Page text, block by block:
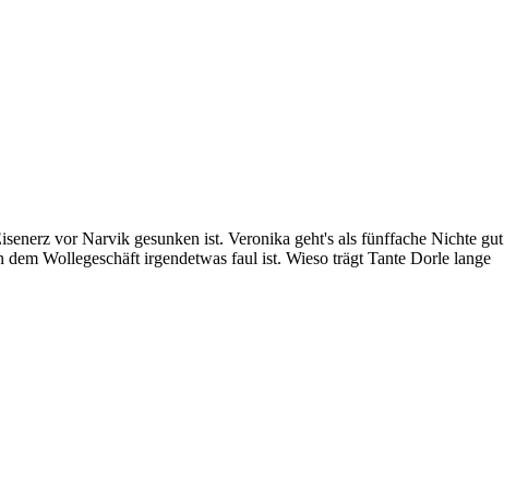
vor Narvik gesunken ist. Veronika geht's als fünffache Nichte gut
Wollegeschäft irgendetwas faul ist. Wieso trägt Tante Dorle lange